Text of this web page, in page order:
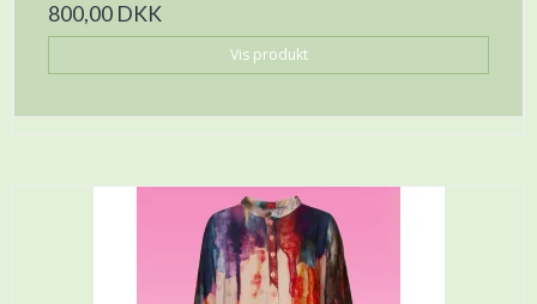
800,00 DKK
Vis produkt